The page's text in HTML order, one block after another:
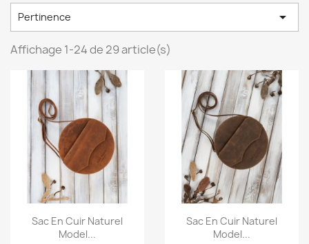
Pertinence 
Affichage 1-24 de 29 article(s)
Aperçu rapide
Sac En Cuir Naturel
Model...
Aperçu rapide
Sac En Cuir Naturel
Model...